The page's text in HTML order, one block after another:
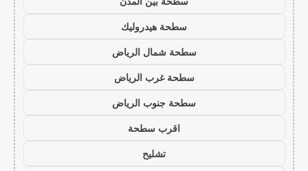
سطحة هيدروليك
سطحة شمال الرياض
سطحة غرب الرياض
سطحة جنوب الرياض
اقرب سطحة
تشليح